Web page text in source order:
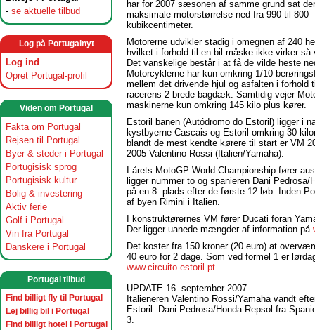
- se aktuelle tilbud
Log på Portugalnyt
Log ind
Opret Portugal-profil
Viden om Portugal
Fakta om Portugal
Rejsen til Portugal
Byer & steder i Portugal
Portugisisk sprog
Portugisisk kultur
Bolig & investering
Aktiv ferie
Golf i Portugal
Vin fra Portugal
Danskere i Portugal
Portugal tilbud
Find billigt fly til Portugal
Lej billig bil i Portugal
Find billigt hotel i Portugal
har for 2007 sæsonen af samme grund sat
maksimale motorstørrelse ned fra 990 til 800
kubikcentimeter.
Motorerne udvikler stadig i omegnen af 240
hvilket i forhold til en bil måske ikke virker så
Det vanskelige består i at få de vilde heste
Motorcyklerne har kun omkring 1/10
mellem det drivende hjul og asfalten i forhold
racerens 2 brede bagdæk. Samtidig vejer
maskinerne kun omkring 145 kilo plus kører.
Estoril banen (Autódromo do Estoril) ligger i
kystbyerne Cascais og Estoril omkring 30
blandt de mest kendte kørere til start er VM
2005 Valentino Rossi (Italien/Yamaha).
I årets MotoGP World Championship fører
ligger nummer to og spanieren Dani
på en 8. plads efter de første 12 løb. Inden
af byen Rimini i Italien.
I konstruktørernes VM fører Ducati foran
Der ligger uanede mængder af information på
Det koster fra 150 kroner (20 euro) at
40 euro for 2 dage. Som ved formel 1 er
www.circuito-estoril.pt .
UPDATE 16. september 2007
Italieneren Valentino Rossi/Yamaha vandt
Estoril. Dani Pedrosa/Honda-Repsol fra
3.